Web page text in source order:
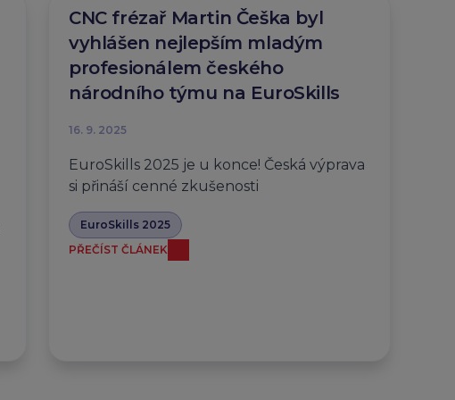
CNC frézař Martin Češka byl
vyhlášen nejlepším mladým
profesionálem českého
národního týmu na EuroSkills
16. 9. 2025
EuroSkills 2025 je u konce! Česká výprava
si přináší cenné zkušenosti
EuroSkills 2025
PŘEČÍST ČLÁNEK